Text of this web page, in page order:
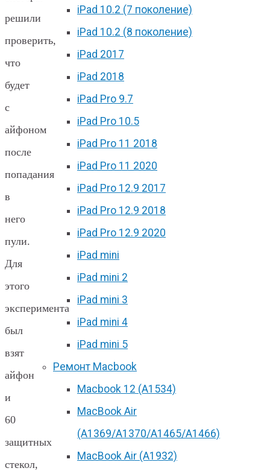
iPad 10.2 (7 поколение)
iPad 10.2 (8 поколение)
iPad 2017
iPad 2018
iPad Pro 9.7
iPad Pro 10.5
iPad Pro 11 2018
iPad Pro 11 2020
iPad Pro 12.9 2017
iPad Pro 12.9 2018
iPad Pro 12.9 2020
iPad mini
iPad mini 2
iPad mini 3
iPad mini 4
iPad mini 5
Ремонт Macbook
Macbook 12 (А1534)
MacBook Air
(A1369/A1370/A1465/A1466)
MacBook Air (A1932)
решили
проверить,
что
будет
с
айфоном
после
попадания
в
него
пули.
Для
этого
эксперимента
был
взят
айфон
и
60
защитных
стекол,